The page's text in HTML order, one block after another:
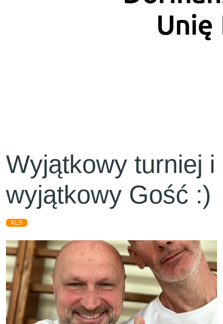
Wyjątkowy turniej i
wyjątkowy Gość :)
KLS